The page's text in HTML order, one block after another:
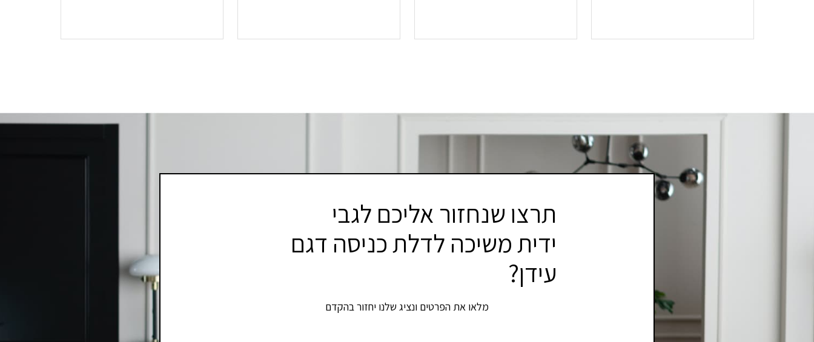
תרצו שנחזור אליכם לגבי
ידית משיכה לדלת כניסה דגם
עידן?
מלאו את הפרטים ונציג שלנו יחזור בהקדם